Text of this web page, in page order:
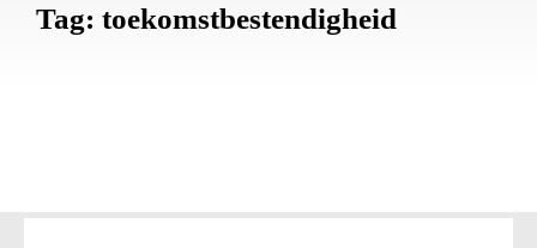
Tag: toekomstbestendigheid